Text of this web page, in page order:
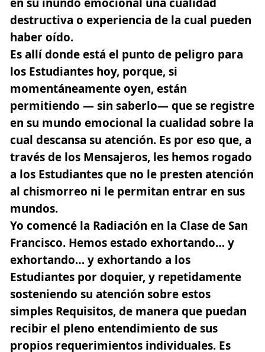
destructiva o experiencia de la cual pueden
haber oído.
Es allí donde está el punto de peligro para
los Estudiantes hoy, porque, si
momentáneamente oyen, están
permitiendo — sin saberlo— que se registre
en su mundo emocional la cualidad sobre la
cual descansa su atención. Es por eso que, a
través de los Mensajeros, les hemos rogado
a los Estudiantes que no le presten atención
al chismorreo ni le permitan entrar en sus
mundos.
Yo comencé la Radiación en la Clase de San
Francisco. Hemos estado exhortando… y
exhortando… y exhortando a los
Estudiantes por doquier, y repetidamente
sosteniendo su atención sobre estos
simples Requisitos, de manera que puedan
recibir el pleno entendimiento de sus
propios requerimientos individuales. Es